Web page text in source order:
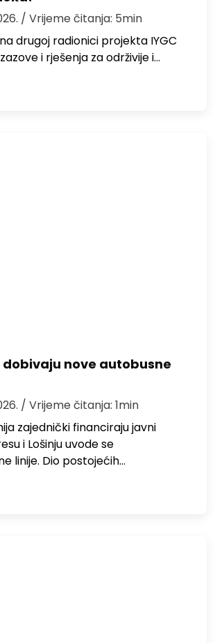
/ Vrijeme čitanja: 5min
drugoj radionici projekta IYGC
i rješenja za održivije i…
dobivaju nove autobusne
/ Vrijeme čitanja: 1min
zajednički financiraju javni
i Lošinju uvode se
linije. Dio postojećih…